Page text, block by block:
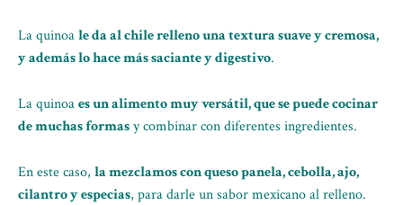
La quinoale da al chile relleno una textura suave y cremosa,
y además lo hace más saciante y digestivo.
La quinoaes un alimento muy versátil, que se puede cocinar
de muchas formasy combinar con diferentes ingredientes.
En este caso, la mezclamos con queso panela, cebolla, ajo,
cilantro y especias, para darle un sabor mexicano al relleno.